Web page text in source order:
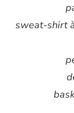
sweat-shirt